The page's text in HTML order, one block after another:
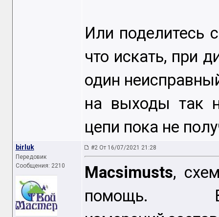
Или поделитесь
что искать, при
один
на выходы так
цепи пока не
birluk
Передовик
Сообщения: 2210
#2 От 16/07/2021 21:28
Macsimusts,
помощь.